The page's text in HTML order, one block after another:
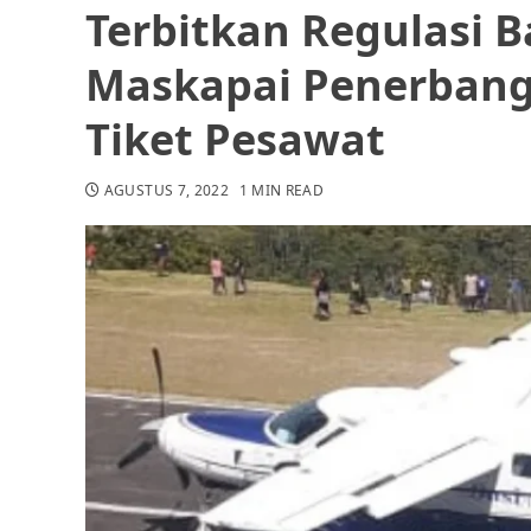
Terbitkan Regulasi
Maskapai
Tiket Pesawat
AGUSTUS 7, 2022 1 MIN READ